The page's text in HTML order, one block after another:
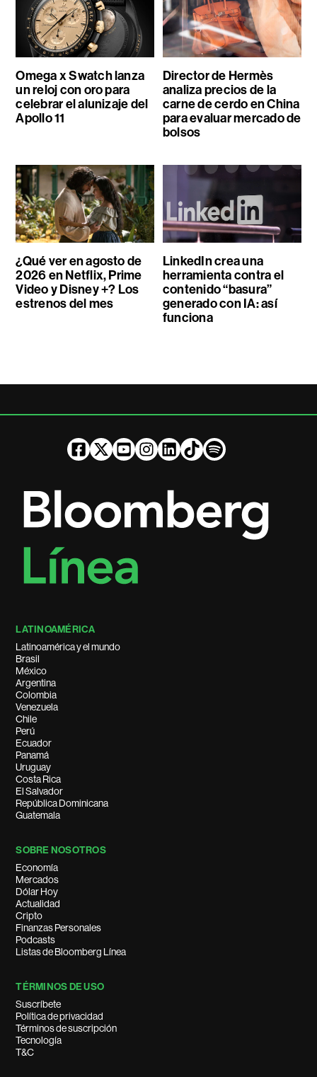
Omega x Swatch lanza
un reloj con oro para
celebrar el alunizaje del
Apollo 11
Director de Hermès
analiza precios de la
carne de cerdo en China
para evaluar mercado de
bolsos
¿Qué ver en agosto de
2026 en Netflix, Prime
Video y Disney +? Los
estrenos del mes
LinkedIn crea una
herramienta contra el
contenido “basura”
generado con IA: así
funciona
LATINOAMÉRICA
Latinoamérica y el mundo
Brasil
México
Argentina
Colombia
Venezuela
Chile
Perú
Ecuador
Panamá
Uruguay
Costa Rica
El Salvador
República Dominicana
Guatemala
SOBRE NOSOTROS
Economía
Mercados
Dólar Hoy
Actualidad
Cripto
Finanzas Personales
Podcasts
Listas de Bloomberg Línea
TÉRMINOS DE USO
Suscríbete
Política de privacidad
Términos de suscripción
Tecnología
T&C